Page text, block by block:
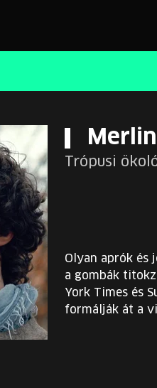
Trópusi
Olyan aprók és
a gombák
York Times és
formálják át a